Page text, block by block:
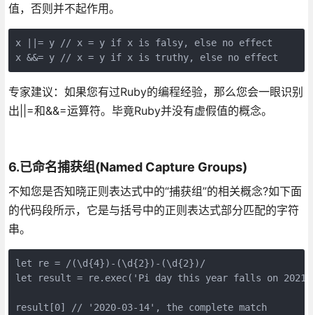
值，否则并不起作用。
x ||= y // x = y if x is falsy, else no effect
专家建议：如果您有过Ruby的编程经验，那么您会一眼识别
出||=和&&=运算符。毕竟Ruby并没有虚假值的概念。
6.已命名捕获组(Named Capture Groups)
不知您是否知晓正则表达式中的“捕获组”的相关概念?如下面
的代码段所示，它是与括号中的正则表达式部分匹配的字符
串。
let re = /(\d{4})-(\d{2})-(\d{2})/
let result = re.exec('Pi day this year falls on
result[0] // '2020-03-14', the complete match